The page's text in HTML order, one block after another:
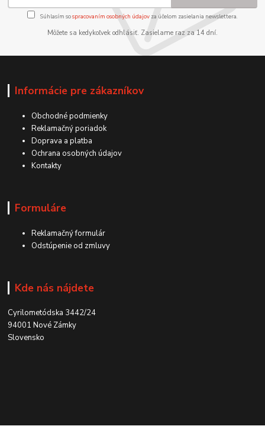
Súhlasím sospracovaním osobných údajov za účelom zasielania newslettera.
Môžete sa kedykoľvek odhlásiť. Zasielame raz za 14 dní.
Informácie pre zákazníkov
Obchodné podmienky
Reklamačný poriadok
Doprava a platba
Ochrana osobných údajov
Kontakty
Formuláre
Reklamačný formulár
Odstúpenie od zmluvy
Kde nás nájdete
Cyrilometódska 3442/24
94001 Nové Zámky
Slovensko